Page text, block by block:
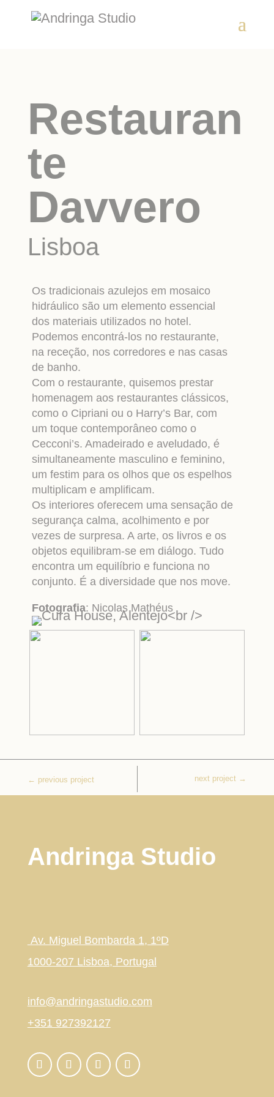
Restauran
te
Davvero
Lisboa
Os tradicionais azulejos em mosaico
hidráulico são um elemento essencial
dos materiais utilizados no hotel.
Podemos encontrá-los no restaurante,
na receção, nos corredores e nas casas
de banho.
Com o restaurante, quisemos prestar
homenagem aos restaurantes clássicos,
como o Cipriani ou o Harry’s Bar, com
um toque contemporâneo como o
Cecconi’s. Amadeirado e aveludado, é
simultaneamente masculino e feminino,
um festim para os olhos que os espelhos
multiplicam e amplificam.
Os interiores oferecem uma sensação de
segurança calma, acolhimento e por
vezes de surpresa. A arte, os livros e os
objetos equilibram-se em diálogo. Tudo
encontra um equilíbrio e funciona no
conjunto. É a diversidade que nos move.
Fotografia: Nicolas Mathéus
← previous project next project →
Andringa Studio
Av. Miguel Bombarda 1, 1ºD
1000-207 Lisboa, Portugal
info@andringastudio.com
+351 927392127